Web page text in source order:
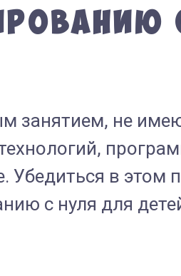
занятием, не
в этом
с нуля для